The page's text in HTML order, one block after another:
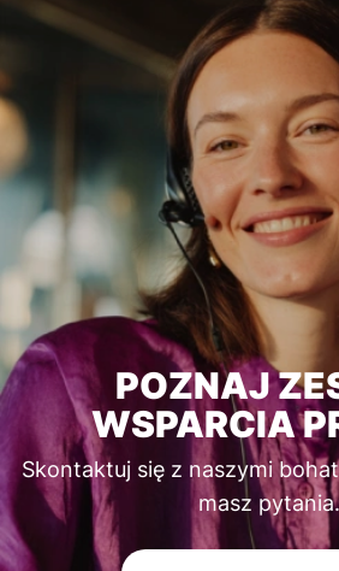
POZNAJ
WSPARCIA
Skontaktuj się z naszymi
masz pytania.